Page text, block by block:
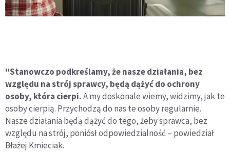
"Stanowczo podkreślamy, że nasze działania, bez
względu na strój sprawcy, będą dążyć do ochrony
osoby, która cierpi.A my doskonale wiemy, widzimy, jak te
osoby cierpią. Przychodzą do nas te osoby regularnie.
Nasze działania będą dążyć do tego, żeby sprawca, bez
względu na strój, poniósł odpowiedzialność – powiedział
Błażej Kmieciak.